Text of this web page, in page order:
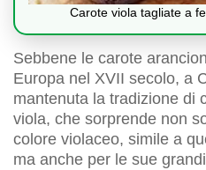
Carote viola tagliate a
Sebbene le carote
Europa nel XVII secolo, a
mantenuta la tradizione di
viola, che sorprende non
colore violaceo, simile a
ma anche per le sue